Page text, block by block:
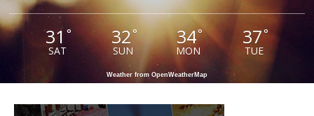
31 °
SAT
32°
SUN
34°
MON
37°
TUE
Weather from OpenWeatherMap